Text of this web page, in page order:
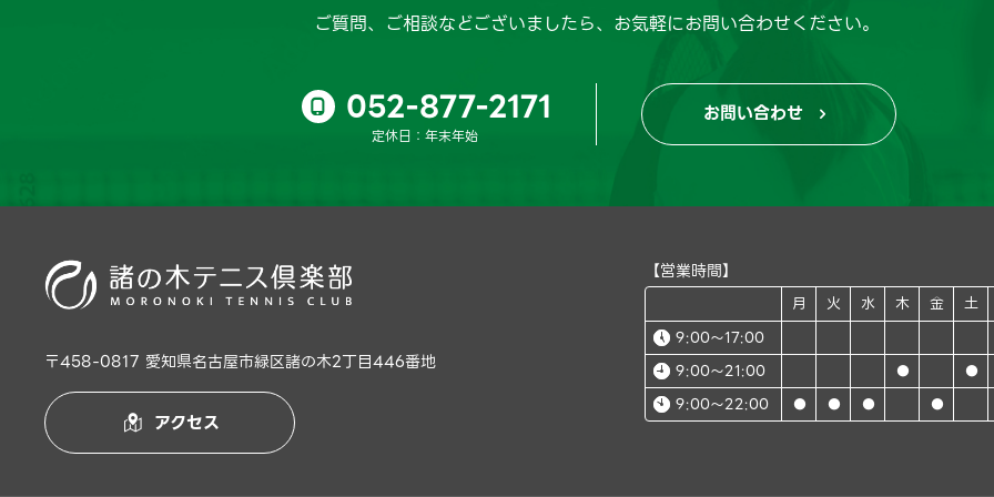
ご質問、ご相談などございましたら、 お気軽にお問い合わせください。
 052-877-2171
定休日：年末年始
お問い合わせ 
〒458-0817 愛知県名古屋市緑区諸の木2丁目446番地
 アクセス
【営業時間】
月 火 水 木 金
土
9:00～17:00
9:00～21:00
● ●
9:00～22:00 ● ● ● ●